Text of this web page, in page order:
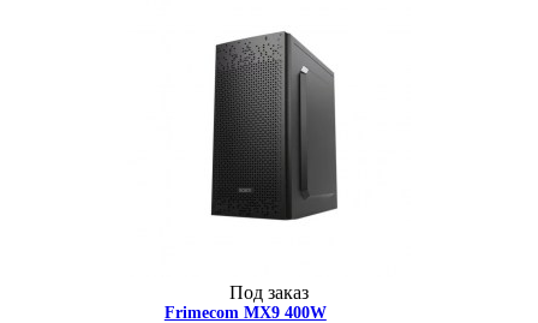
Под заказ
Frimecom MX9 400W